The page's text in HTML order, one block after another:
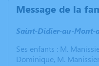
Message de la
Saint-Didier-au-Mont-
Ses enfants : M.
Dominique, M.